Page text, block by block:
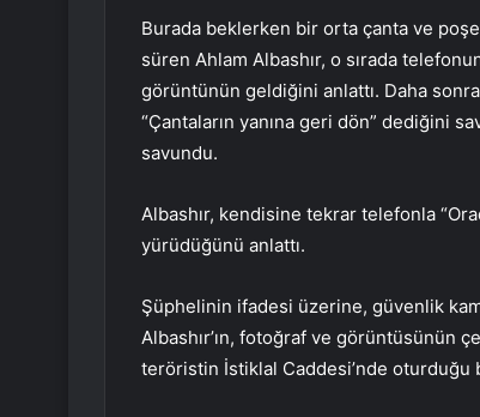
Burada beklerken bir orta çanta ve
süren Ahlam Albashır, o sırada
görüntünün geldiğini anlattı. Daha
“Çantaların yanına geri dön” dediğini
savundu.
Albashır, kendisine tekrar telefonla
yürüdüğünü anlattı.
Şüphelinin ifadesi üzerine, güvenlik
Albashır’ın, fotoğraf ve görüntüsünün
teröristin İstiklal Caddesi’nde oturduğu